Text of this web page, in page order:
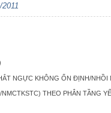
NGỰC KHÔNG ỔN ĐỊNH/NHỒI
THEO PHÂN TẦNG